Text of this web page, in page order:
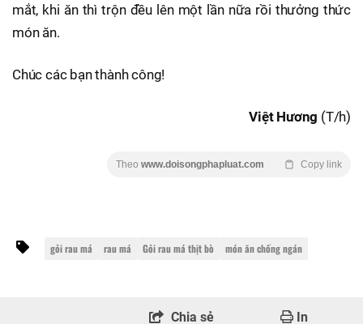
mắt, khi ăn thì trộn đều lên một lần nữa rồi thưởng thức
món ăn.
Chúc các bạn thành công!
Việt Hương (T/h)
Theo www.doisongphapluat.com Copy link
gỏi rau má rau má Gỏi rau má thịt bò món ăn chống ngán
Chia sẻ In